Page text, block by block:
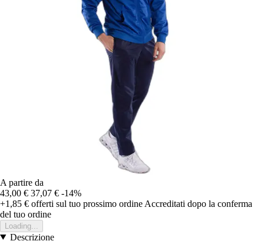
A partire da
43,00 € 37,07 € -14%
+1,85 € offerti sul tuo prossimo ordine Accreditati dopo la conferma
del tuo ordine
Loading...
Descrizione